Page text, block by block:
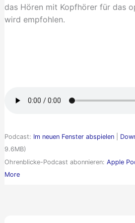
das Hören mit Kopfhörer für das
wird empfohlen.
Corona
Podcast: Im neuen Fenster abspielen|
9.6MB)
Ohrenblicke-Podcast abonnieren: Apple
More